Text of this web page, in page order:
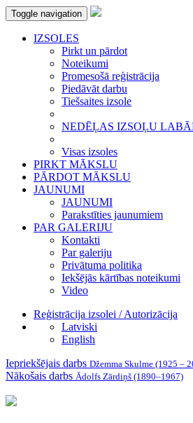
Toggle navigation
IZSOLES
Pirkt un pārdot
Noteikumi
Promesošā reģistrācija
Piedāvāt darbu
Tiešsaites izsole
NEDĒĻAS IZSOĻU
Visas izsoles
PIRKT MĀKSLU
PĀRDOT MĀKSLU
JAUNUMI
JAUNUMI
Parakstīties jaunumiem
PAR GALERIJU
Kontakti
Par galeriju
Privātuma politika
Iekšējās kārtības noteikumi
Video
Reģistrācija izsolei / Autorizācija
Latviski
English
Iepriekšējais darbs Džemma Skulme (1925 –
Nākošais darbs Ādolfs Zārdiņš (1890–1967)